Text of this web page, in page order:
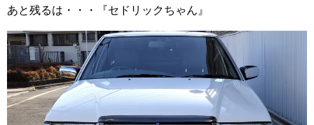
あと残るは・・・『セドリックちゃん』